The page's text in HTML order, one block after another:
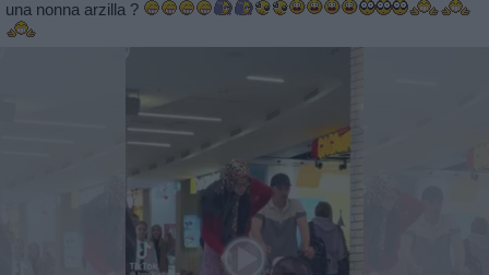
una nonna arzilla ?